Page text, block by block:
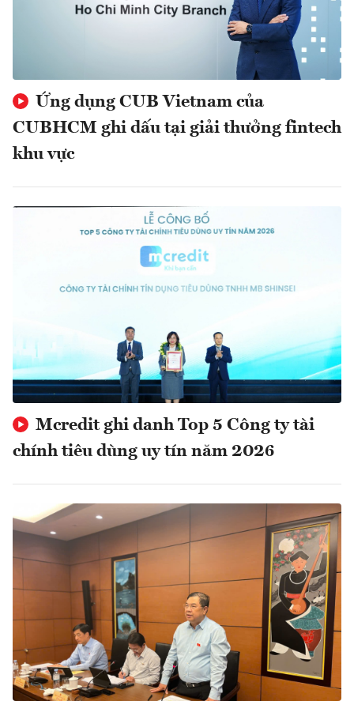
Ứng dụng CUB Vietnam của
CUBHCM ghi dấu tại giải thưởng fintech
khu vực
Mcredit ghi danh Top 5 Công ty tài
chính tiêu dùng uy tín năm 2026